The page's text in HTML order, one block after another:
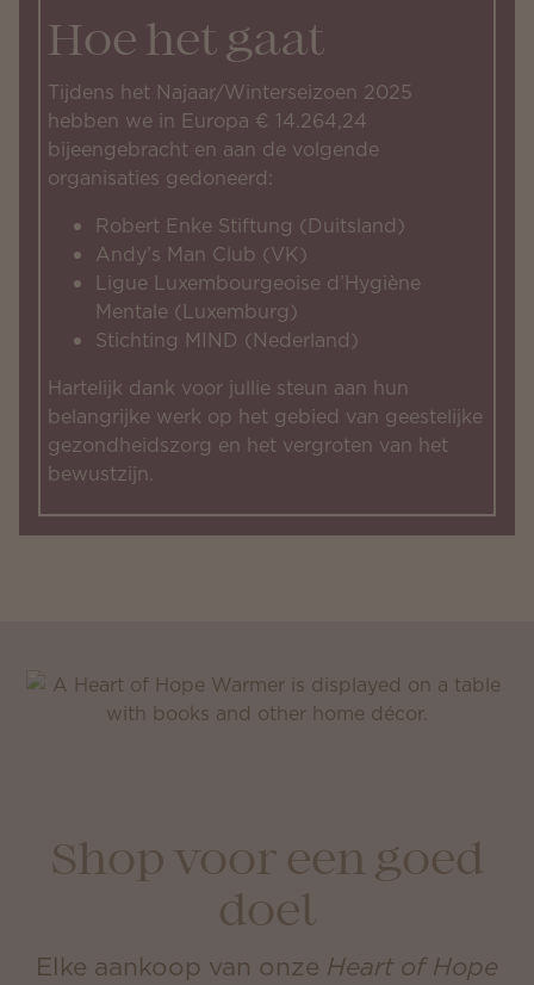
Hoe het gaat
Tijdens het Najaar/Winterseizoen 2025
hebben we in Europa € 14.264,24
bijeengebracht en aan de volgende
organisaties gedoneerd:
Robert Enke Stiftung (Duitsland)
Andy’s Man Club (VK)
Ligue Luxembourgeoise d’Hygiène
Mentale (Luxemburg)
Stichting MIND (Nederland)
Hartelijk dank voor jullie steun aan hun
belangrijke werk op het gebied van geestelijke
gezondheidszorg en het vergroten van het
bewustzijn.
Shop voor een goed
doel
Elke aankoop van onze Heart of Hope